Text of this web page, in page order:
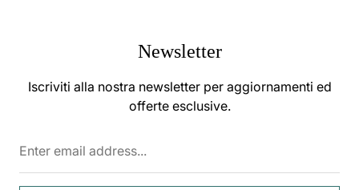
Newsletter
Iscriviti alla nostra newsletter per aggiornamenti ed
offerte esclusive.